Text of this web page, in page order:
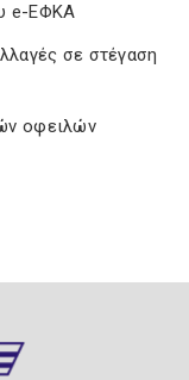
e-ΕΦΚΑ
σε στέγαση
οφειλών